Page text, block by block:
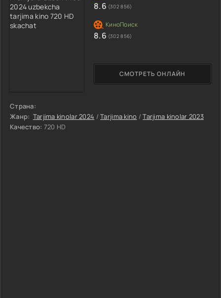
Страна:
Жанр: Tarjima kinolar 2024 /Tarjima kino /Tarjima kinolar 2023
Качество: 720 HD
СМОТРЕТЬ ОНЛАЙН
8.6 (302 856)
8.6 (302 856)